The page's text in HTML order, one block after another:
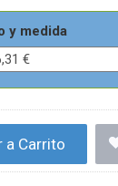
y medida
a Carrito